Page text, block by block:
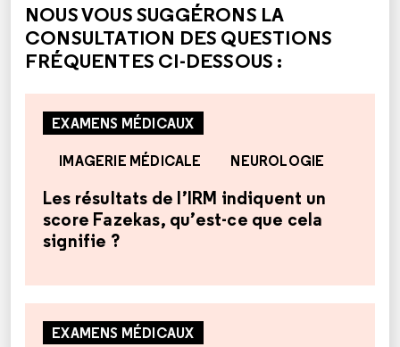
NOUS VOUS SUGGÉRONS LA
CONSULTATION DES QUESTIONS
FRÉQUENTES CI-DESSOUS :
EXAMENS MÉDICAUX
IMAGERIE MÉDICALE NEUROLOGIE
Les résultats de l’IRM indiquent un
score Fazekas, qu’est-ce que cela
signifie ?
EXAMENS MÉDICAUX